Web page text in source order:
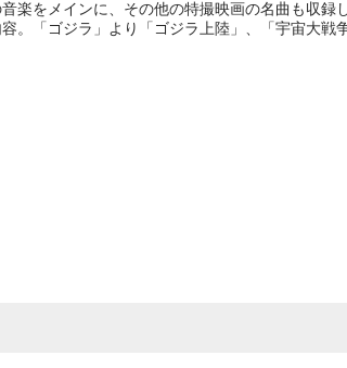
楽をメインに、その他の特撮映画の名曲も収録
。「ゴジラ」より「ゴジラ上陸」、「宇宙大戦